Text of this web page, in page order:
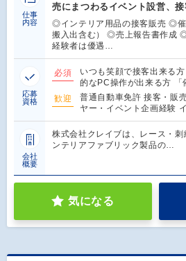
仕事
内容
売にまつわるイベント設営、接
◎インテリア用品の接客販売 ◎
搬入出含む） ◎売上報告書作成
経験者は優遇…
応募
資格
必須
いつも笑顔で接客出来る
的なPC操作が出来る方 「
歓迎
普通自動車免許 接客・販
ヤー・イベント企画経験
会社
概要
株式会社クレイブは、レース・
ンテリアファブリック製品の…
気になる